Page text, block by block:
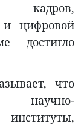
кадров,
и цифровой
достигло
что
научно-